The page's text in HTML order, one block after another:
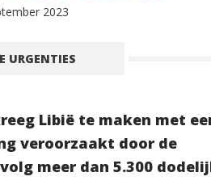
2023
URGENTIES
Libië te maken met
veroorzaakt door de
meer dan 5.300